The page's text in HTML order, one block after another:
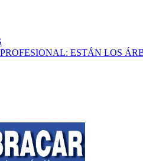
ESTÁN LOS